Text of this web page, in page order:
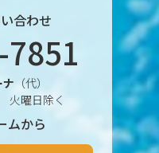
合わせ
（代）
火曜日除く
ムから